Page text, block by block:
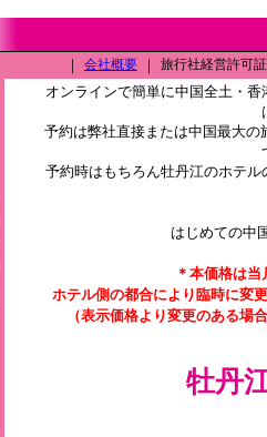
｜ 会社概要 ｜ 旅行社経営許可
オンラインで簡単に中国全土・
予約は弊社直接または中国最大
予約時はもちろん牡丹江のホテ
はじめての中
＊本価格は
ホテル側の都合により臨時に変
（表示価格より変更のある場
牡丹